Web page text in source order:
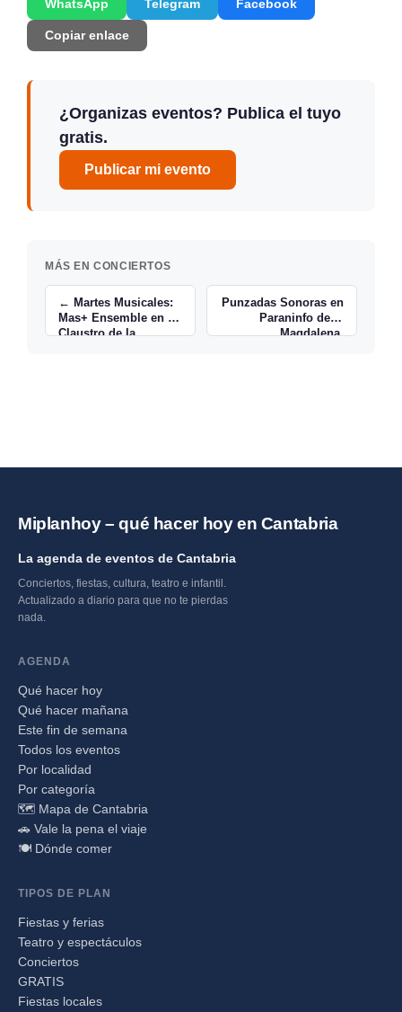
WhatsApp Telegram Facebook
Copiar enlace
¿Organizas eventos? Publica el tuyo
gratis.
Publicar mi evento
MÁS EN CONCIERTOS
← Martes Musicales:
Mas+ Ensemble en el
Claustro de la
Punzadas Sonoras en
Paraninfo de la
Magdalena,
Miplanhoy – qué hacer hoy en Cantabria
La agenda de eventos de Cantabria
Conciertos, fiestas, cultura, teatro e infantil.
Actualizado a diario para que no te pierdas
nada.
AGENDA
Qué hacer hoy
Qué hacer mañana
Este fin de semana
Todos los eventos
Por localidad
Por categoría
🗺️ Mapa de Cantabria
🚗 Vale la pena el viaje
🍽️ Dónde comer
TIPOS DE PLAN
Fiestas y ferias
Teatro y espectáculos
Conciertos
GRATIS
Fiestas locales